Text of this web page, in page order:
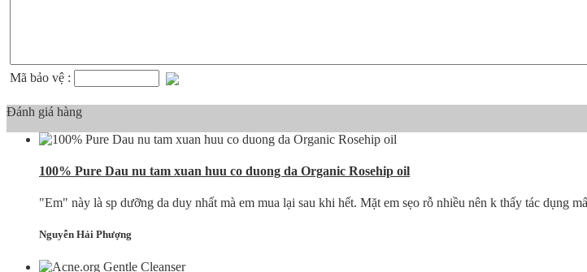
Mã bảo vệ :
Đánh giá hàng
100% Pure Dau nu tam xuan huu co duong da Organic Rosehip oil
"Em" này là sp dưỡng da duy nhất mà em mua lại sau khi hết. Mặt em sẹo rỗ nhiều nên k thấy tác dụng
Nguyễn Hải Phượng